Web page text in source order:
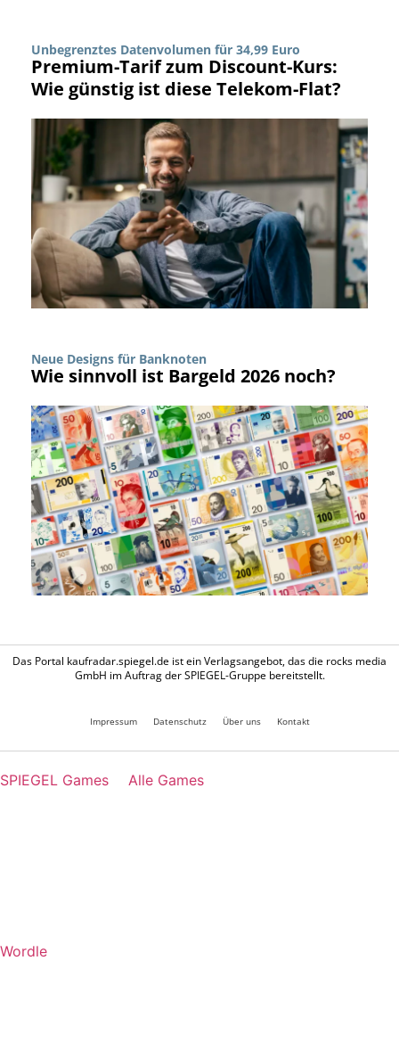
Unbegrenztes Datenvolumen für 34,99 Euro
Premium-Tarif zum Discount-Kurs:
Wie günstig ist diese Telekom-Flat?
Neue Designs für Banknoten
Wie sinnvoll ist Bargeld 2026 noch?
Das Portal kaufradar.spiegel.de ist ein Verlagsangebot, das die rocks media
GmbH im Auftrag der SPIEGEL-Gruppe bereitstellt.
Impressum Datenschutz Über uns Kontakt
SPIEGEL Games Alle Games
Wordle